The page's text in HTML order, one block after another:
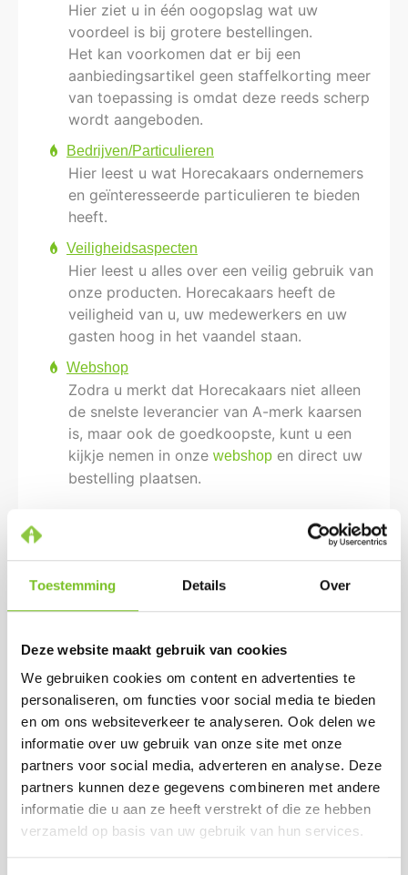
Toestemming Details Over
Deze website maakt gebruik van cookies
We gebruiken cookies om content en advertenties te
personaliseren, om functies voor social media te bieden
en om ons websiteverkeer te analyseren. Ook delen we
informatie over uw gebruik van onze site met onze
partners voor social media, adverteren en analyse. Deze
partners kunnen deze gegevens combineren met andere
informatie die u aan ze heeft verstrekt of die ze hebben
verzameld op basis van uw gebruik van hun services.
Hier ziet u in één oogopslag wat uw
voordeel is bij grotere bestellingen.
Het kan voorkomen dat er bij een
aanbiedingsartikel geen staffelkorting meer
van toepassing is omdat deze reeds scherp
wordt aangeboden.
Bedrijven/Particulieren
Hier leest u wat Horecakaars ondernemers
en geïnteresseerde particulieren te bieden
heeft.
Veiligheidsaspecten
Hier leest u alles over een veilig gebruik van
onze producten. Horecakaars heeft de
veiligheid van u, uw medewerkers en uw
gasten hoog in het vaandel staan.
Webshop
Zodra u merkt dat Horecakaars niet alleen
de snelste leverancier van A-merk kaarsen
is, maar ook de goedkoopste, kunt u een
kijkje nemen in onze webshop en direct uw
bestelling plaatsen.
Meest Besteld
Theelichten 8 uur (8
x 50 st.) (Wit)
Prijs per doos:
€ 49.18
€ 59.50
*Refills 24 h 100 stk
(Rood)
Prijs per doos:
€ 50.15
€ 45.75
€ 55.36